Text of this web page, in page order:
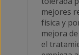
mejores
física y
mejora
el